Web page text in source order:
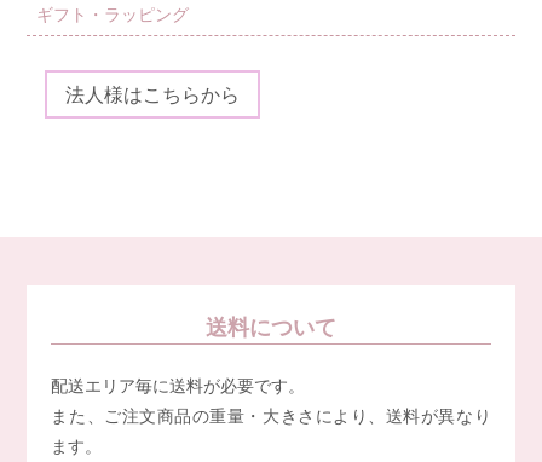
ギフト・ラッピング
法人様はこちらから
送料について
配送エリア毎に送料が必要です。
また、ご注文商品の重量・大きさにより、送料が異なり
ます。